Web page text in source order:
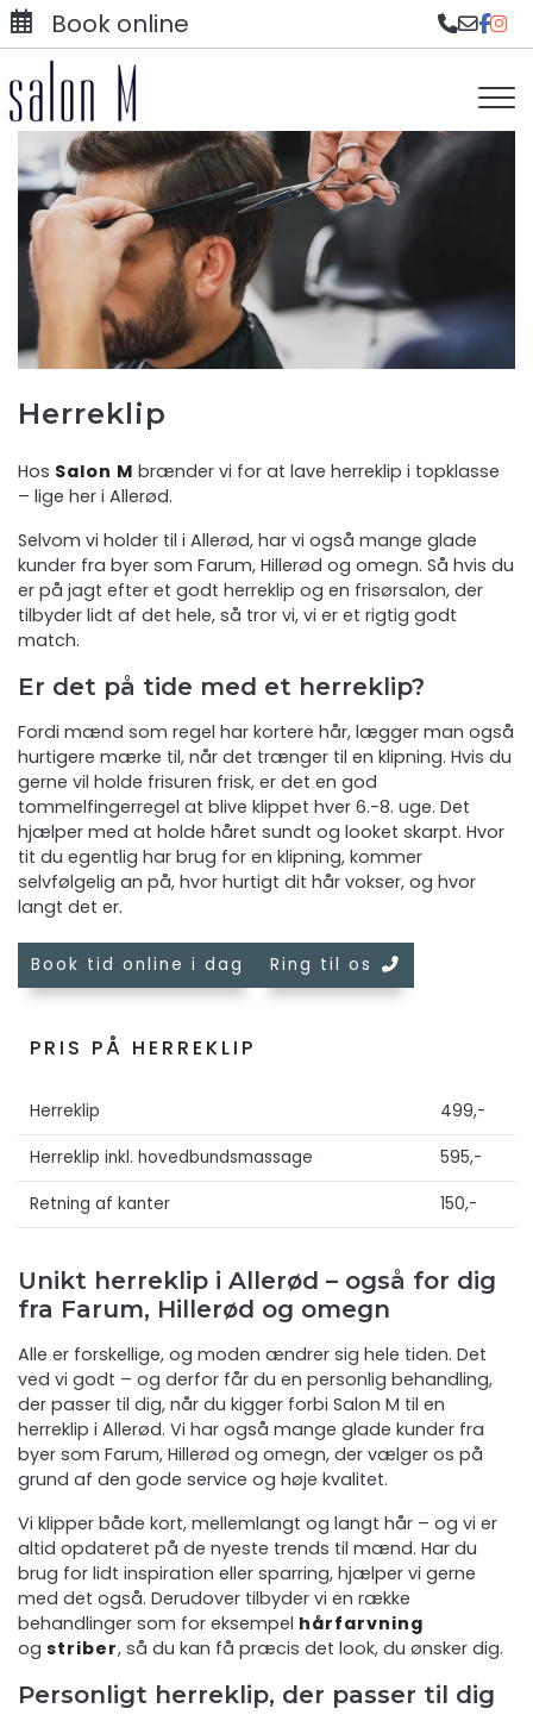
Gå
til
hovedindhold
Book online
Herreklip
Hos Salon M brænder vi for at lave herreklip i topklasse
– lige her i Allerød.
Selvom vi holder til i Allerød, har vi også mange glade
kunder fra byer som Farum, Hillerød og omegn. Så hvis du
er på jagt efter et godt herreklip og en frisørsalon, der
tilbyder lidt af det hele, så tror vi, vi er et rigtig godt
match.
Er det på tide med et herreklip?
Fordi mænd som regel har kortere hår, lægger man også
hurtigere mærke til, når det trænger til en klipning. Hvis du
gerne vil holde frisuren frisk, er det en god
tommelfingerregel at blive klippet hver 6.-8. uge. Det
hjælper med at holde håret sundt og looket skarpt. Hvor
tit du egentlig har brug for en klipning, kommer
selvfølgelig an på, hvor hurtigt dit hår vokser, og hvor
langt det er.
Book tid online i dag Ring til os
PRIS PÅ HERREKLIP
Herreklip 499,-
Herreklip inkl. hovedbundsmassage 595,-
Retning af kanter 150,-
Unikt herreklip i Allerød – også for dig
fra Farum, Hillerød og omegn
Alle er forskellige, og moden ændrer sig hele tiden. Det
ved vi godt – og derfor får du en personlig behandling,
der passer til dig, når du kigger forbi Salon M til en
herreklip i Allerød. Vi har også mange glade kunder fra
byer som Farum, Hillerød og omegn, der vælger os på
grund af den gode service og høje kvalitet.
Vi klipper både kort, mellemlangt og langt hår – og vi er
altid opdateret på de nyeste trends til mænd. Har du
brug for lidt inspiration eller sparring, hjælper vi gerne
med det også. Derudover tilbyder vi en række
behandlinger som for eksempel hårfarvning
og striber, så du kan få præcis det look, du ønsker dig.
Personligt herreklip, der passer til dig